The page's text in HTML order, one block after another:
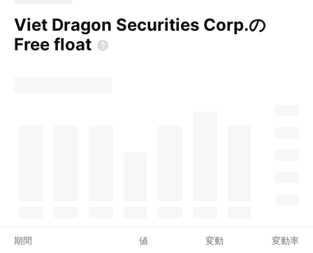
Viet Dragon Securities Corp.の
Free float
期間 値 変動 変動率